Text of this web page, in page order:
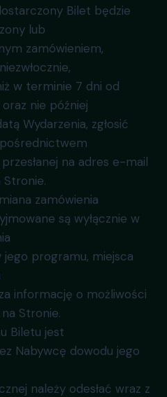
Bilet będzie
lub
zamówieniem,
w terminie 7 dni od
nie później
Wydarzenia, zgłosić
na adres e-mail
Stronie.
zamówienia
są wyłącznie w
jego programu, miejsca
informację o możliwości
Stronie.
Biletu jest
Nabywcę dowodu jego
należy odesłać wraz z